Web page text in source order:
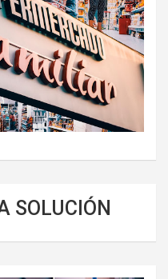
SOLUCIÓN